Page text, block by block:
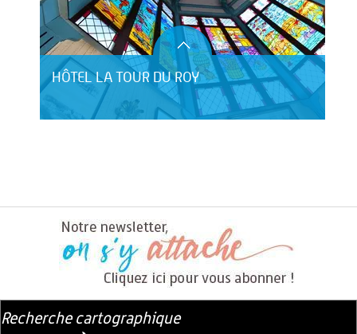
HÔTEL LA TOUR DU ROY
Recherche cartographique